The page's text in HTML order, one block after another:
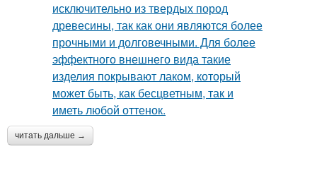
читать дальше →